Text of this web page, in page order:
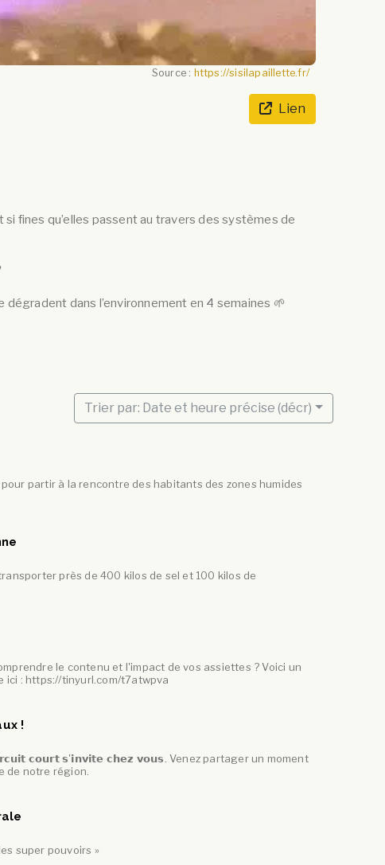
Source : https://sisilapaillette.fr/
Lien
fines qu’elles passent au travers des systèmes de
dans l’environnement en 4 semaines 🌱
Trier par: Date et heure précise (décr)
partir à la rencontre des habitants des zones humides
près de 400 kilos de sel et 100 kilos de
le contenu et l'impact de vos assiettes ? Voici un
ici : https://tinyurl.com/t7atwpva
!
𝗰𝗼𝘂𝗿𝘁 𝘀'𝗶𝗻𝘃𝗶𝘁𝗲 𝗰𝗵𝗲𝘇 𝘃𝗼𝘂𝘀. Venez partager un moment
de notre région.
super pouvoirs »